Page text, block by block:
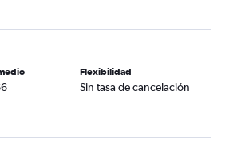
Flexibilidad
Sin tasa de cancelación